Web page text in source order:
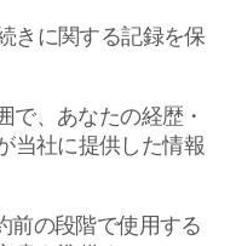
きに関する記録を保
で、あなたの経歴・
当社に提供した情報
前の段階で使用する